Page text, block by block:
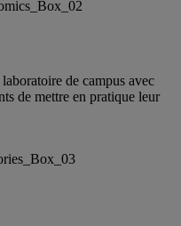
de campus avec
de mettre en pratique leur